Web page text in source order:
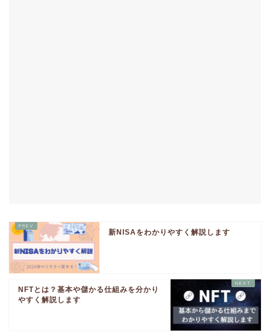
新NISAをわかりやすく解説します
NFTとは？基本や儲かる仕組みを分かり
やすく解説します